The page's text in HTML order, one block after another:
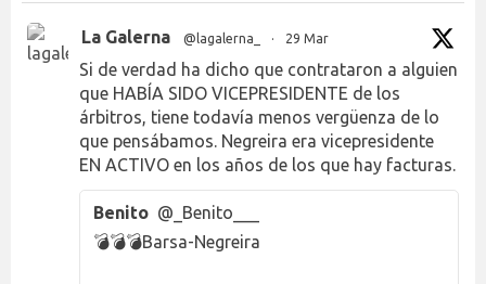
La Galerna @lagalerna_ · 29 Mar
Si de verdad ha dicho que contrataron a alguien
que HABÍA SIDO VICEPRESIDENTE de los
árbitros, tiene todavía menos vergüenza de lo
que pensábamos. Negreira era vicepresidente
EN ACTIVO en los años de los que hay facturas.
Benito @_Benito___
💣💣💣Barsa-Negreira